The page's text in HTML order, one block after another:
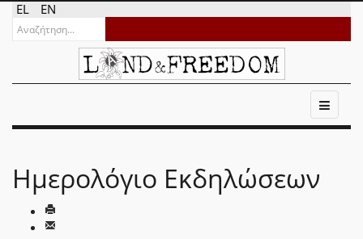
EL EN
Ημερολόγιο Εκδηλώσεων